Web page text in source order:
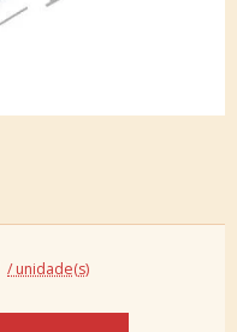
/ unidade(s)